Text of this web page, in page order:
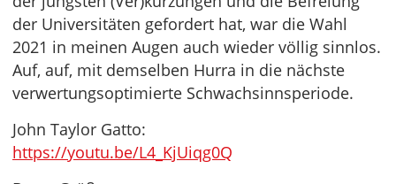
der Universitäten gefordert hat, war die Wahl
2021 in meinen Augen auch wieder völlig sinnlos.
Auf, auf, mit demselben Hurra in die nächste
verwertungsoptimierte Schwachsinnsperiode.
John Taylor Gatto:
https://youtu.be/L4_KjUiqg0Q